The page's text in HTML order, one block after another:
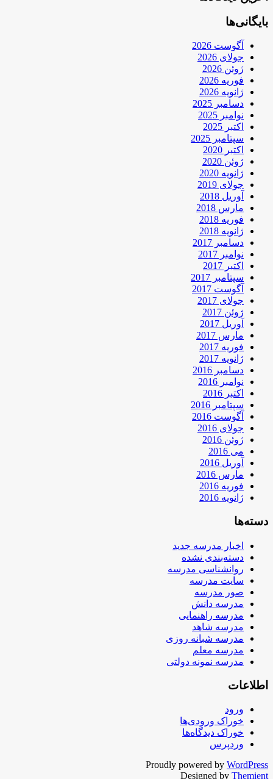
بایگانی‌ها
آگوست 2026
جولای 2026
ژوئن 2026
فوریه 2026
ژانویه 2026
دسامبر 2025
نوامبر 2025
اکتبر 2025
سپتامبر 2025
اکتبر 2020
ژوئن 2020
ژانویه 2020
جولای 2019
آوریل 2018
مارس 2018
فوریه 2018
ژانویه 2018
دسامبر 2017
نوامبر 2017
اکتبر 2017
سپتامبر 2017
آگوست 2017
جولای 2017
ژوئن 2017
آوریل 2017
مارس 2017
فوریه 2017
ژانویه 2017
دسامبر 2016
نوامبر 2016
اکتبر 2016
سپتامبر 2016
آگوست 2016
جولای 2016
ژوئن 2016
می 2016
آوریل 2016
مارس 2016
فوریه 2016
ژانویه 2016
دسته‌ها
اخبار مدرسه جدید
دسته‌بندی نشده
روانشناسی مدرسه
سایت مدرسه
صور مدرسه
مدرسه دانش
مدرسه راهنمایی
مدرسه شاهد
مدرسه شبانه روزی
مدرسه معلم
مدرسه نمونه دولتی
اطلاعات
ورود
خوراک ورودی‌ها
خوراک دیدگاه‌ها
وردپرس
Proudly powered by WordPress
Designed by Themient